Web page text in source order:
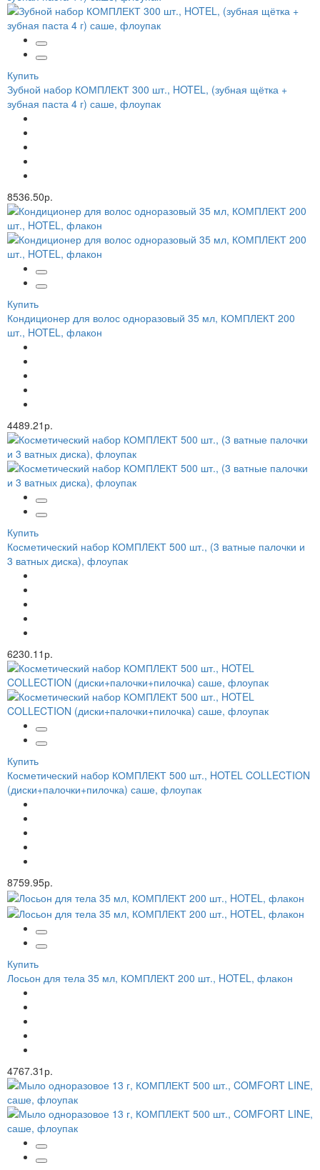
Купить
Зубной набор КОМПЛЕКТ 300 шт., HOTEL, (зубная щётка +
зубная паста 4 г) саше, флоупак
8536.50р.
Купить
Кондиционер для волос одноразовый 35 мл, КОМПЛЕКТ 200
шт., HOTEL, флакон
4489.21р.
Купить
Косметический набор КОМПЛЕКТ 500 шт., (3 ватные палочки и
3 ватных диска), флоупак
6230.11р.
Купить
Косметический набор КОМПЛЕКТ 500 шт., HOTEL COLLECTION
(диски+палочки+пилочка) саше, флоупак
8759.95р.
Купить
Лосьон для тела 35 мл, КОМПЛЕКТ 200 шт., HOTEL, флакон
4767.31р.